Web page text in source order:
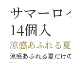
サマーロ
14個入
涼感あふれる
涼感あふれる夏だけ